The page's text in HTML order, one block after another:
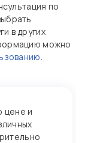
по
в других
можно
.
цене и